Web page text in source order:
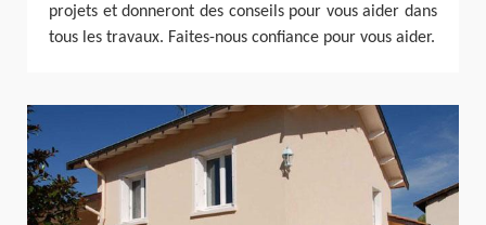
projets et donneront des conseils pour vous aider dans
tous les travaux. Faites-nous confiance pour vous aider.